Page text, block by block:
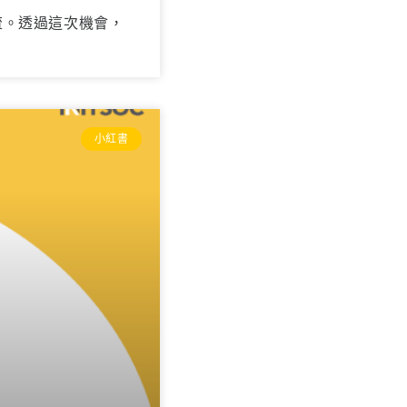
透過這次機會，
小紅書